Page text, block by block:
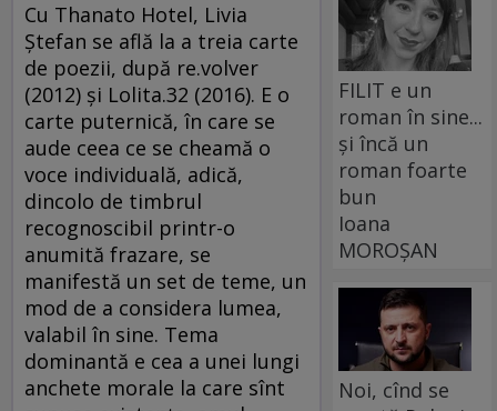
Cu Thanato Hotel, Livia
Ștefan se află la a treia carte
de poezii, după re.volver
(2012) și Lolita.32 (2016). E o
carte puternică, în care se
aude ceea ce se cheamă o
voce individuală, adică,
dincolo de timbrul
recognoscibil printr-o
anumită frazare, se
manifestă un set de teme, un
mod de a considera lumea,
valabil în sine. Tema
dominantă e cea a unei lungi
anchete morale la care sînt
FILIT e un
roman în sine...
și încă un
roman foarte
bun
Ioana
MOROȘAN
Noi, cînd se